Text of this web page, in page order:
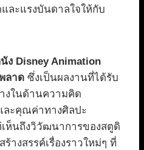
ละแรงบันดาลใจให้กับ
ง Disney Animation
ลาด ซึ่งเป็นผลงานที่ได้รับ
งในด้านความคิด
และคุณค่าทางศิลปะ
ห็นถึงวิวัฒนาการของสตูดิ
างสรรค์เรื่องราวใหม่ๆ ที่